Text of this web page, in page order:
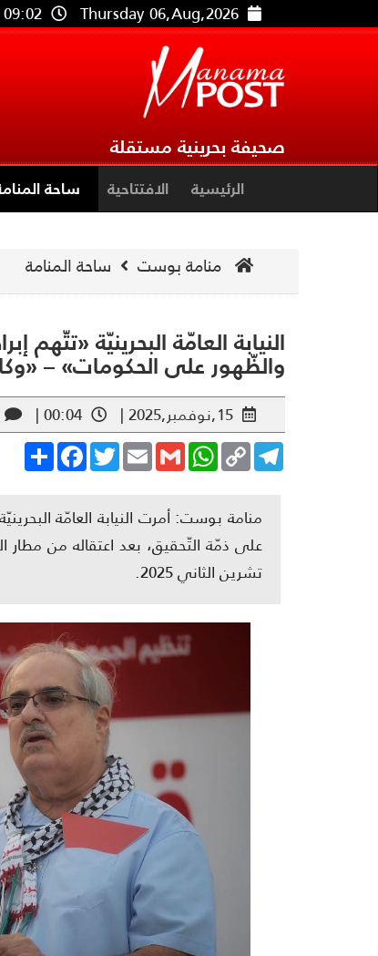
Thursday 06,Aug,2026
09:02
صحيفة بحرينية مستقلة
الرئيسية الافتتاحية ساحة
منامة بوست ساحة المنامة
النيابة العامّة البحرينيّة
والظّهور على الحكومات» –
15,نوفمبر,2025 | 00:04 |
Share
FacebookTwitterEmailGmail
WhatsAppCopy
Link
Telegram
منامة بوست: أمرت النيابة العامّة
تشرين الثاني 2025.